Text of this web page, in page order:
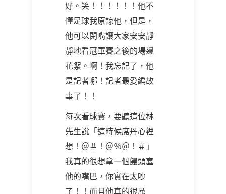
好。笑！！！！！！他不
懂足球我原諒他，但是，
他可以閉嘴讓大家安安靜
靜地看冠軍賽之後的場邊
花絮。啊！我忘記了，他
是記者哪！記者最愛編故
事了！！
每次看球賽，要聽這位林
先生說「這時候席丹心裡
想！＠＃！＠％＠！＃」
我真的很想拿一個饅頭塞
他的嘴巴，你實在太吵
了！！而且他真的很厲